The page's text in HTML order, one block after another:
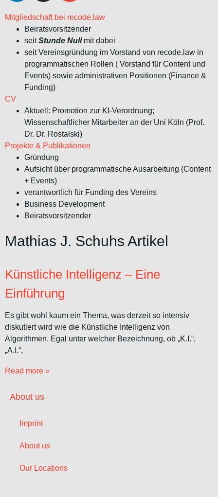
Mitgliedschaft bei recode.law
Beiratsvorsitzender
seitStunde Nullmit dabei
seit Vereinsgründung im Vorstand von recode.law in
programmatischen Rollen ( Vorstand für Content und
Events) sowie administrativen Positionen (Finance &
Funding)
CV
Aktuell: Promotion zur KI-Verordnung;
Wissenschaftlicher Mitarbeiter an der Uni Köln (Prof.
Dr. Dr. Rostalski)
Projekte & Publikationen
Gründung
Aufsicht über programmatische Ausarbeitung (Content
+ Events)
verantwortlich für Funding des Vereins
Business Development
Beiratsvorsitzender
Mathias J. Schuhs Artikel
Künstliche Intelligenz – Eine
Einführung
Es gibt wohl kaum ein Thema, was derzeit so intensiv
diskutiert wird wie die Künstliche Intelligenz von
Algorithmen. Egal unter welcher Bezeichnung, ob „K.I.“,
„A.I.“,
Read more »
About us
Imprint
About us
Our Locations